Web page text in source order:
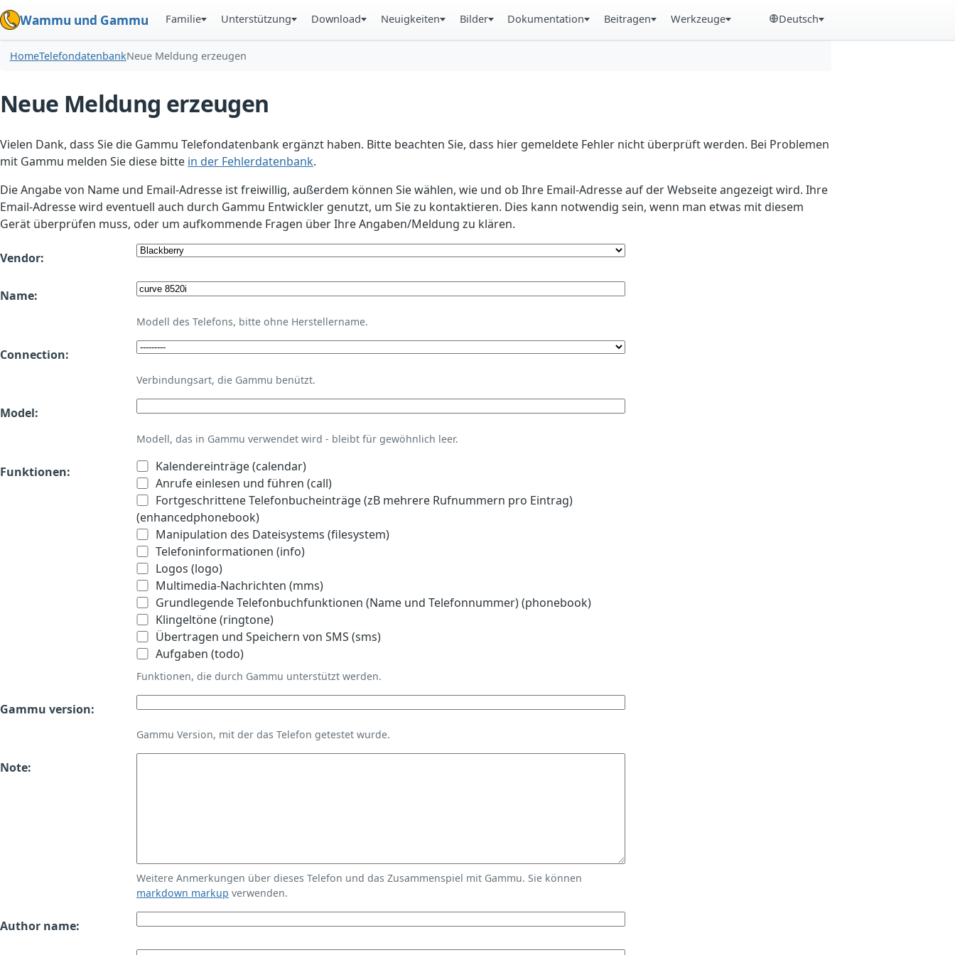
Wammu und Gammu Familie Unterstützung Download Neuigkeiten Bilder Dokumentation Beitragen Werkzeuge Deutsch
HomeTelefondatenbankNeue Meldung erzeugen
Neue Meldung erzeugen
Vielen Dank, dass Sie die Gammu Telefondatenbank ergänzt haben. Bitte beachten Sie, dass hier gemeldete Fehler nicht überprüft werden. Bei Problemen
mit Gammu melden Sie diese bitte in der Fehlerdatenbank.
Die Angabe von Name und Email-Adresse ist freiwillig, außerdem können Sie wählen, wie und ob Ihre Email-Adresse auf der Webseite angezeigt wird. Ihre
Email-Adresse wird eventuell auch durch Gammu Entwickler genutzt, um Sie zu kontaktieren. Dies kann notwendig sein, wenn man etwas mit diesem
Gerät überprüfen muss, oder um aufkommende Fragen über Ihre Angaben/Meldung zu klären.
Vendor:
Name:
Modell des Telefons, bitte ohne Herstellername.
Connection:
Verbindungsart, die Gammu benützt.
Model:
Modell, das in Gammu verwendet wird - bleibt für gewöhnlich leer.
Funktionen:
Kalendereinträge (calendar)
Anrufe einlesen und führen (call)
Fortgeschrittene Telefonbucheinträge (zB mehrere Rufnummern pro Eintrag)
(enhancedphonebook)
Manipulation des Dateisystems (filesystem)
Telefoninformationen (info)
Logos (logo)
Multimedia-Nachrichten (mms)
Grundlegende Telefonbuchfunktionen (Name und Telefonnummer) (phonebook)
Klingeltöne (ringtone)
Übertragen und Speichern von SMS (sms)
Aufgaben (todo)
Funktionen, die durch Gammu unterstützt werden.
Gammu version:
Gammu Version, mit der das Telefon getestet wurde.
Note:
Weitere Anmerkungen über dieses Telefon und das Zusammenspiel mit Gammu. Sie können
markdown markup verwenden.
Author name: